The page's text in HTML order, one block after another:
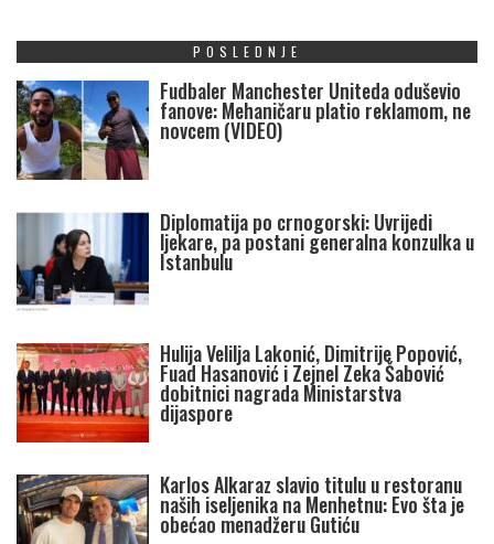
POSLEDNJE
Fudbaler Manchester Uniteda oduševio
fanove: Mehaničaru platio reklamom, ne
novcem (VIDEO)
Diplomatija po crnogorski: Uvrijedi
ljekare, pa postani generalna konzulka u
Istanbulu
Hulija Velilja Lakonić, Dimitrije Popović,
Fuad Hasanović i Zejnel Zeka Šabović
dobitnici nagrada Ministarstva
dijaspore
Karlos Alkaraz slavio titulu u restoranu
naših iseljenika na Menhetnu: Evo šta je
obećao menadžeru Gutiću